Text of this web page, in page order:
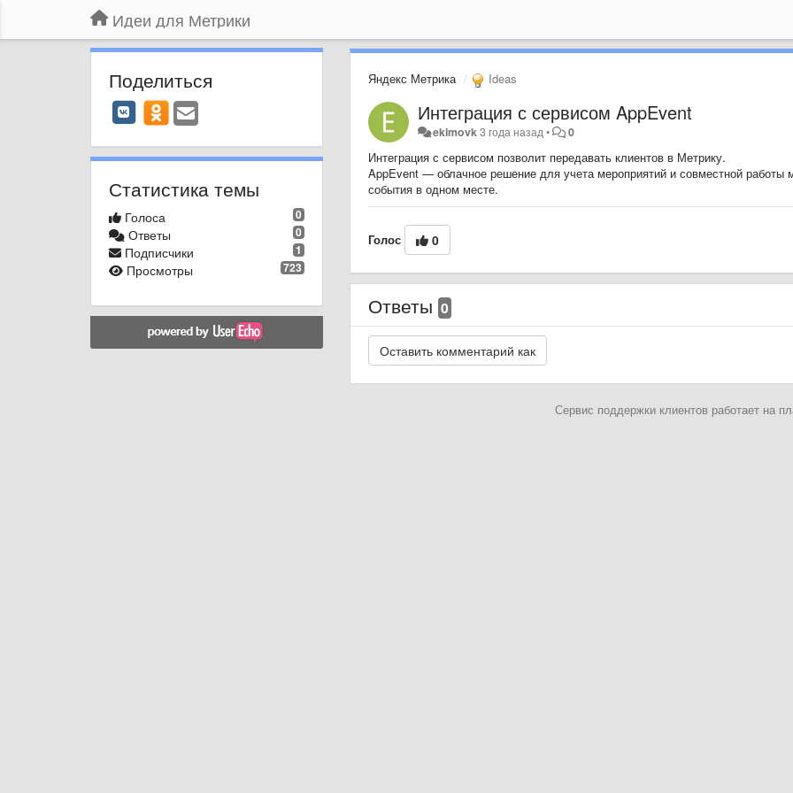
Идеи для Метрики
Поделиться
Статистика темы
0
Голоса
0
Ответы
1
Подписчики
723
Просмотры
Яндекс Метрика Ideas
Интеграция с сервисом AppEvent
ekimovk3 года назад • 0
Интеграция с сервисом позволит передавать клиентов в Метрику.
AppEvent — облачное решение для учета мероприятий и совместной работы
события в одном месте.
Голос 0
Ответы 0
Сервис поддержки клиентов работает на